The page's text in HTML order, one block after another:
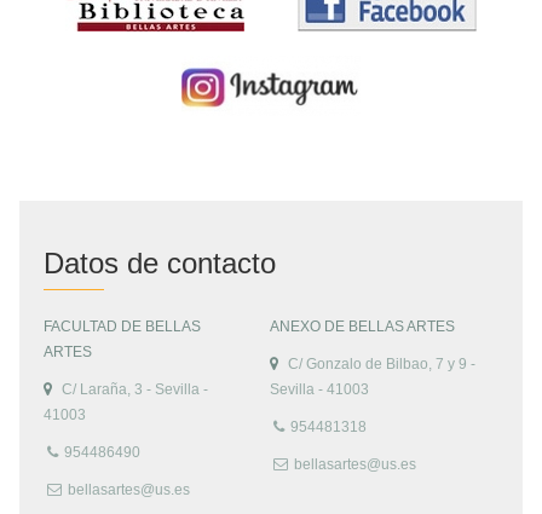
Datos de contacto
FACULTAD DE BELLAS
ARTES
C/ Laraña, 3 - Sevilla -
41003
954486490
bellasartes@us.es
ANEXO DE BELLAS ARTES
C/ Gonzalo de Bilbao, 7 y 9 -
Sevilla - 41003
954481318
bellasartes@us.es